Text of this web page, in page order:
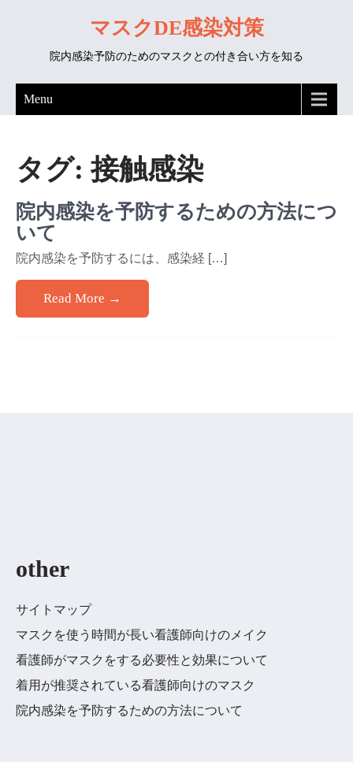
マスクDE感染対策
院内感染予防のためのマスクとの付き合い方を知る
Menu
タグ:接触感染
院内感染を予防するための方法につ
いて
院内感染を予防するには、感染経 […]
Read More →
other
サイトマップ
マスクを使う時間が長い看護師向けのメイク
看護師がマスクをする必要性と効果について
着用が推奨されている看護師向けのマスク
院内感染を予防するための方法について